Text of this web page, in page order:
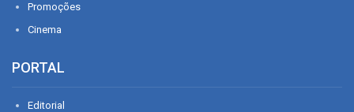
Promoções
Cinema
PORTAL
Editorial